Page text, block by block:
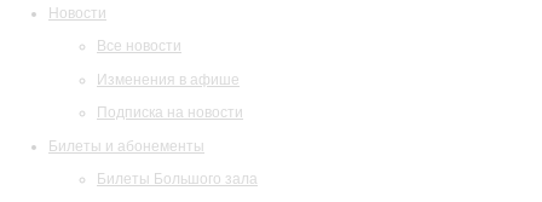
Новости
Все новости
Изменения в афише
Подписка на новости
Билеты и абонементы
Билеты Большого зала